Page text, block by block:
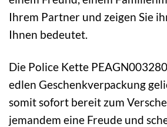
Ihrem Partner und zeigen Sie
Ihnen bedeutet.
Die Police Kette
edlen Geschenkverpackung
somit sofort bereit zum
jemandem eine Freude und